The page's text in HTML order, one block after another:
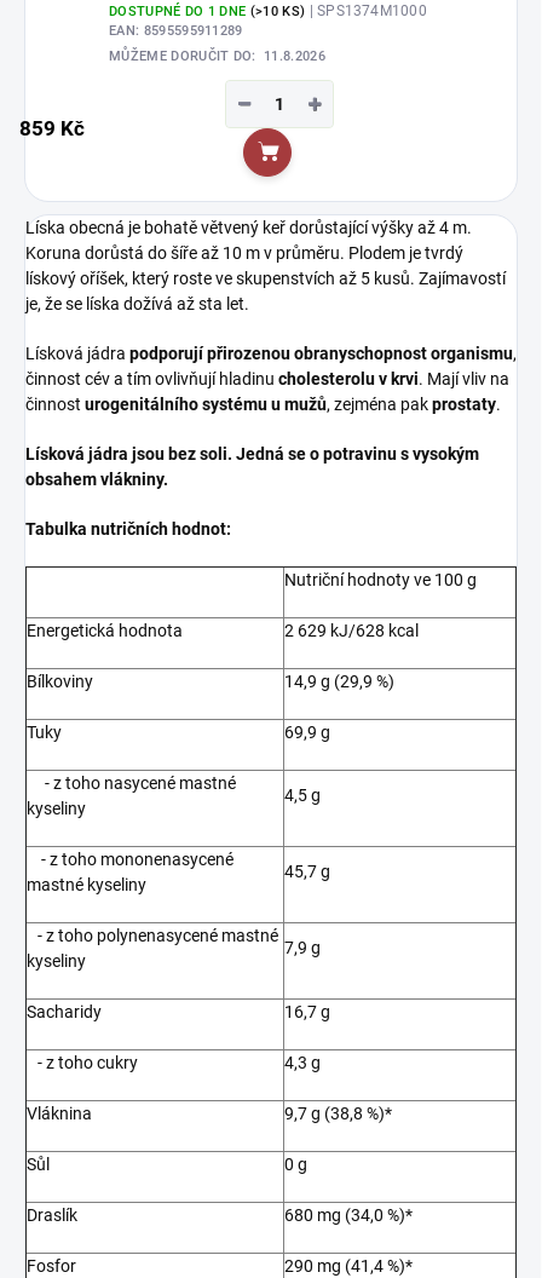
DOSTUPNÉ DO 1 DNE (>10 KS) | SPS1374M1000
EAN: 8595595911289
MŮŽEME DORUČIT DO:
11.8.2026
859 Kč
+
−
Do košíku
Líska obecná je bohatě větvený keř dorůstající výšky až 4 m.
Koruna dorůstá do šíře až 10 m v průměru. Plodem je tvrdý
lískový oříšek, který roste ve skupenstvích až 5 kusů. Zajímavostí
je, že se líska dožívá až sta let.
Lísková jádra podporují přirozenou obranyschopnost organismu,
činnost cév a tím ovlivňují hladinu cholesterolu v krvi. Mají vliv na
činnost urogenitálního systému u mužů, zejména pakprostaty.
Lísková jádra jsou bez soli. Jedná se o potravinu s vysokým
obsahem vlákniny.
Tabulka nutričních hodnot:
Nutriční hodnoty ve 100 g
Energetická hodnota 2 629 kJ/628 kcal
Bílkoviny 14,9 g (29,9 %)
Tuky 69,9 g
- z toho nasycené mastné
kyseliny
4,5 g
- z toho mononenasycené
mastné kyseliny
45,7 g
- z toho polynenasycené mastné
kyseliny
7,9 g
Sacharidy 16,7 g
- z toho cukry 4,3 g
Vláknina 9,7 g (38,8 %)*
Sůl 0 g
Draslík 680 mg (34,0 %)*
Fosfor 290 mg (41,4 %)*